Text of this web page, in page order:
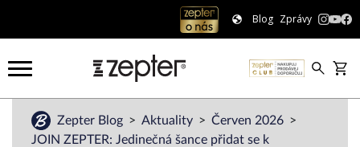
Blog Zprávy
Zepter Blog Aktuality
Červen 2026
JOIN ZEPTER: Jedinečná šance přidat se k